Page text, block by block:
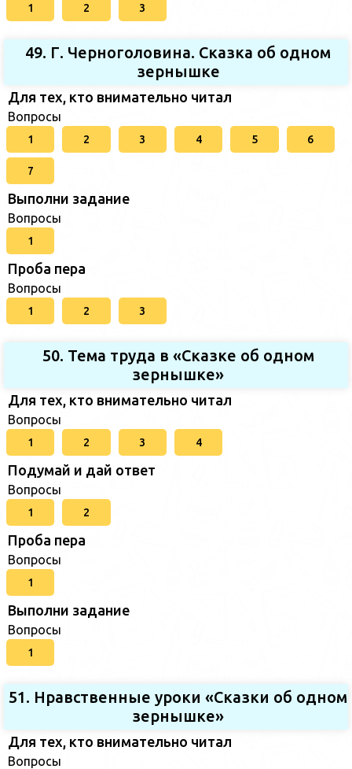
1 2 3
49. Г. Черноголовина. Сказка об одном
зернышке
Для тех, кто внимательно читал
Вопросы
1 2 3 4 5 6
7
Выполни задание
Вопросы
1
Проба пера
Вопросы
1 2 3
50. Тема труда в «Сказке об одном
зернышке»
Для тех, кто внимательно читал
Вопросы
1 2 3 4
Подумай и дай ответ
Вопросы
1 2
Проба пера
Вопросы
1
Выполни задание
Вопросы
1
51. Нравственные уроки «Сказки об одном
зернышке»
Для тех, кто внимательно читал
Вопросы